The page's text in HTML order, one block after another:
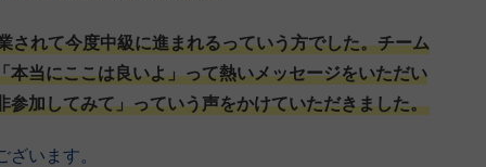
されて今度中級に進まれるっていう方でした。チーム
当にここは良いよ」って熱いメッセージをいただい
加してみて」っていう声をかけていただきました。
います。